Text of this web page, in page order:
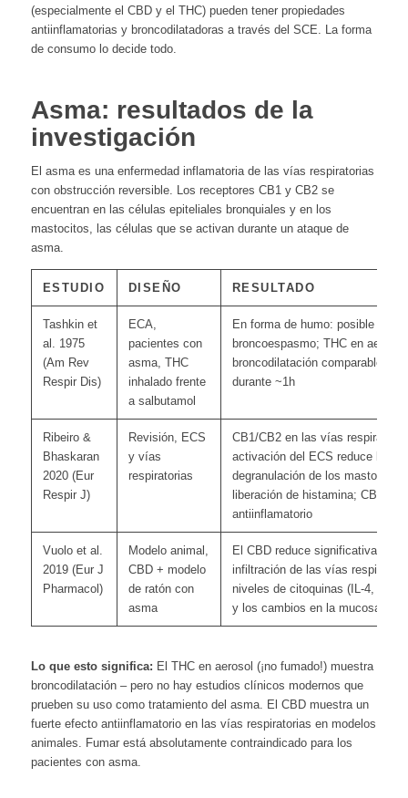
(especialmente el CBD y el THC) pueden tener propiedades
antiinflamatorias y broncodilatadoras a través del SCE. La forma
de consumo lo decide todo.
Asma: resultados de la
investigación
El asma es una enfermedad inflamatoria de las vías respiratorias
con obstrucción reversible. Los receptores CB1 y CB2 se
encuentran en las células epiteliales bronquiales y en los
mastocitos, las células que se activan durante un ataque de
asma.
ESTUDIO DISEÑO RESULTADO
Tashkin et
al. 1975
(Am Rev
Respir Dis)
ECA,
pacientes con
asma, THC
inhalado frente
a salbutamol
En forma de humo: posible
broncoespasmo; THC en aerosol:
broncodilatación comparable al
durante ~1h
Ribeiro &
Bhaskaran
2020 (Eur
Respir J)
Revisión, ECS
y vías
respiratorias
CB1/CB2 en las vías
activación del ECS reduce la
degranulación de los mastocitos
liberación de histamina; CB2
antiinflamatorio
Vuolo et al.
2019 (Eur J
Pharmacol)
Modelo animal,
CBD + modelo
de ratón con
asma
El CBD reduce
infiltración de las vías
niveles de citoquinas (IL-4, IL-
y los cambios en la mucosa
Lo que esto significa: El THC en aerosol (¡no fumado!) muestra
broncodilatación – pero no hay estudios clínicos modernos que
prueben su uso como tratamiento del asma. El CBD muestra un
fuerte efecto antiinflamatorio en las vías respiratorias en modelos
animales. Fumar está absolutamente contraindicado para los
pacientes con asma.